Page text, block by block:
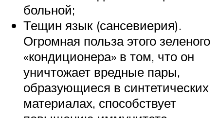
больной;
Тещин язык (сансевиерия).
Огромная польза этого зеленого
«кондиционера» в том, что он
уничтожает вредные пары,
образующиеся в синтетических
материалах, способствует